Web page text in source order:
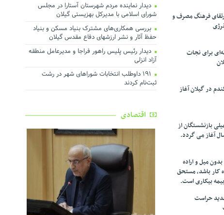
فرهنگ مصرف و
برای نجات
در گیلان آغاز
بازنشستگان از
آغاز می گردد.
میل و اراده
کار باشد، مستحق
بیکاری است.
حراست
دیدار نماینده مردم شهرستان آستارا در مجلس
شورای اسلامی با مدیرکل بهزیستی گیلان
بررسی همکاری‌های مشترک بنیاد مسکن و بنیاد
حفظ آثار و نشر ارزشهای دفاع مقدس گیلان
دیدار رئیس پلیس راهور فراجا و مدیرعامل منطقه
آزاد انزلی
۱۹۱ داوطلب انتخابات شوراهای شهر در رشت
ثبت‌نام کردند
اقتصادی